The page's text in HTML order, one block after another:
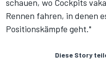
schauen, wo Cockpits
Rennen fahren, in denen
Positionskämpfe geht."
Diese Story